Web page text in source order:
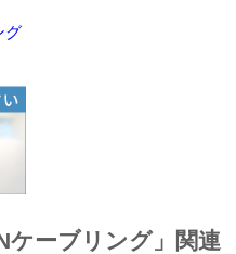
グ
ケーブリング」関連